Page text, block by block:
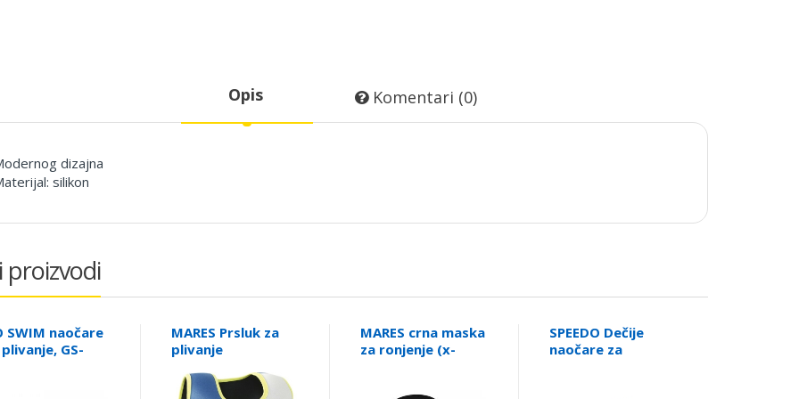
Opis Komentari (0)
dizajna
silikon
proizvodi
SWIM naočare
GS-
MARES Prsluk za
plivanje
MARES crna maska
za ronjenje (x-
SPEEDO Dečije
naočare za